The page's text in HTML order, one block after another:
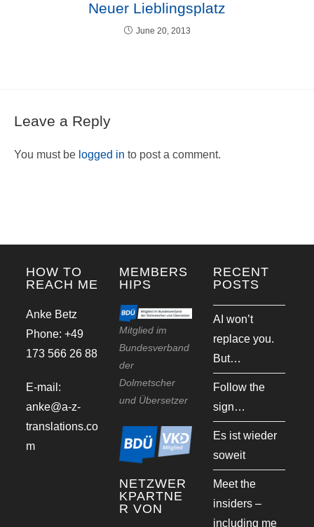
Neuer Lieblingsplatz
June 20, 2013
Leave a Reply
You must be logged in to post a comment.
HOW TO
REACH ME
Anke Betz
Phone: +49
173 566 26 88
E-mail:
anke@a-z-
translations.co
m
MEMBERS
HIPS
Mitglied im
Bundesverband
der
Dolmetscher
und Übersetzer
NETZWER
KPARTNE
R VON
RECENT
POSTS
AI won’t
replace you.
But…
Follow the
sign…
Es ist wieder
soweit
Meet the
insiders –
including me